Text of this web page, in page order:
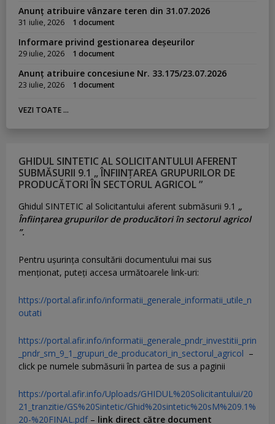
Anunț atribuire vânzare teren din 31.07.2026
31 iulie, 2026 1 document
Informare privind gestionarea deșeurilor
29 iulie, 2026 1 document
Anunț atribuire concesiune Nr. 33.175/23.07.2026
23 iulie, 2026 1 document
VEZI TOATE ...
GHIDUL SINTETIC AL SOLICITANTULUI AFERENT
SUBMĂSURII 9.1 „ ÎNFIINȚAREA GRUPURILOR DE
PRODUCĂTORI ÎN SECTORUL AGRICOL ”
Ghidul SINTETIC al Solicitantului aferent submăsurii 9.1 „
Înființarea grupurilor de producători în sectorul agricol
”.
Pentru uşurinţa consultării documentului mai sus
menţionat, puteţi accesa următoarele link-uri:
https://portal.afir.info/informatii_generale_informatii_utile_n
outati
https://portal.afir.info/informatii_generale_pndr_investitii_prin
_pndr_sm_9_1_grupuri_de_producatori_in_sectorul_agricol –
click pe numele submăsurii în partea de sus a paginii
https://portal.afir.info/Uploads/GHIDUL%20Solicitantului/20
21_tranzitie/GS%20Sintetic/Ghid%20sintetic%20sM%209.1%
20-%20FINAL.pdf– link direct către document